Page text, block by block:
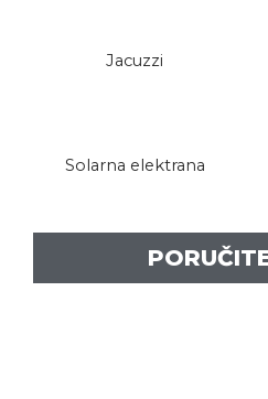
Jacuzzi
Solarna elektrana